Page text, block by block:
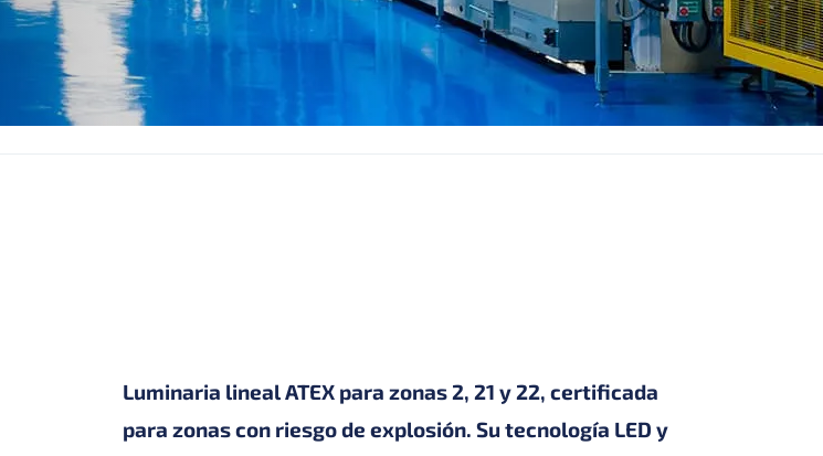
Luminaria lineal ATEX para zonas 2, 21 y 22, certificada
para zonas con riesgo de explosión. Su tecnología LED y